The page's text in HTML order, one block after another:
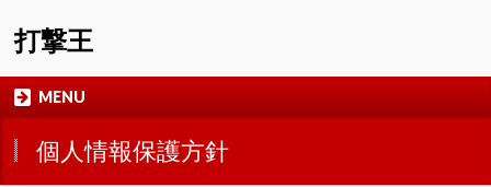
打撃王
MENU
個人情報保護方針